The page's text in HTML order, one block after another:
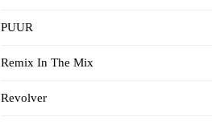
PUUR
Remix In The Mix
Revolver